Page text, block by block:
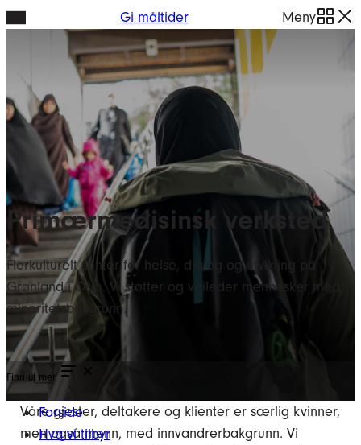
Hopp
Gi måltider Meny
Primærmedisinsk verksted
Flerkulturelt senter for helse, dialog og utvikling på
Grønland i Oslo. Vi støtter og veileder mennesker med
minoritetsbakgrunn.
Finn ut mer
Forside
Hva vi tilbyr
Våre gjester, deltakere og klienter er særlig kvinner,
men også menn, med innvandrerbakgrunn. Vi